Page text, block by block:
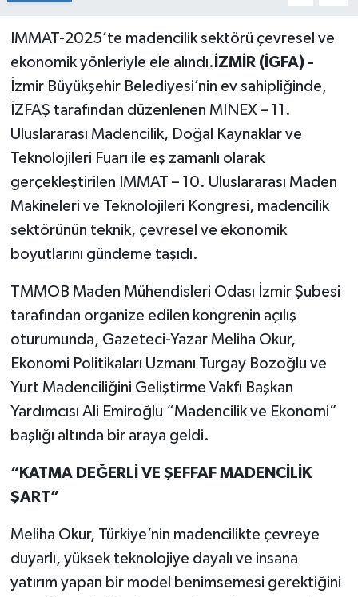
IMMAT-2025’te madencilik sektörü çevresel ve
ekonomik yönleriyle ele alındı. İZMİR (İGFA) -
İzmir Büyükşehir Belediyesi’nin ev sahipliğinde,
İZFAŞ tarafından düzenlenen MINEX – 11.
Uluslararası Madencilik, Doğal Kaynaklar ve
Teknolojileri Fuarı ile eş zamanlı olarak
gerçekleştirilen IMMAT – 10. Uluslararası Maden
Makineleri ve Teknolojileri Kongresi, madencilik
sektörünün teknik, çevresel ve ekonomik
boyutlarını gündeme taşıdı.
TMMOB Maden Mühendisleri Odası İzmir Şubesi
tarafından organize edilen kongrenin açılış
oturumunda, Gazeteci-Yazar Meliha Okur,
Ekonomi Politikaları Uzmanı Turgay Bozoğlu ve
Yurt Madenciliğini Geliştirme Vakfı Başkan
Yardımcısı Ali Emiroğlu “Madencilik ve Ekonomi”
başlığı altında bir araya geldi.
“KATMA DEĞERLİ VE ŞEFFAF MADENCİLİK
ŞART”
Meliha Okur, Türkiye’nin madencilikte çevreye
duyarlı, yüksek teknolojiye dayalı ve insana
yatırım yapan bir model benimsemesi gerektiğini